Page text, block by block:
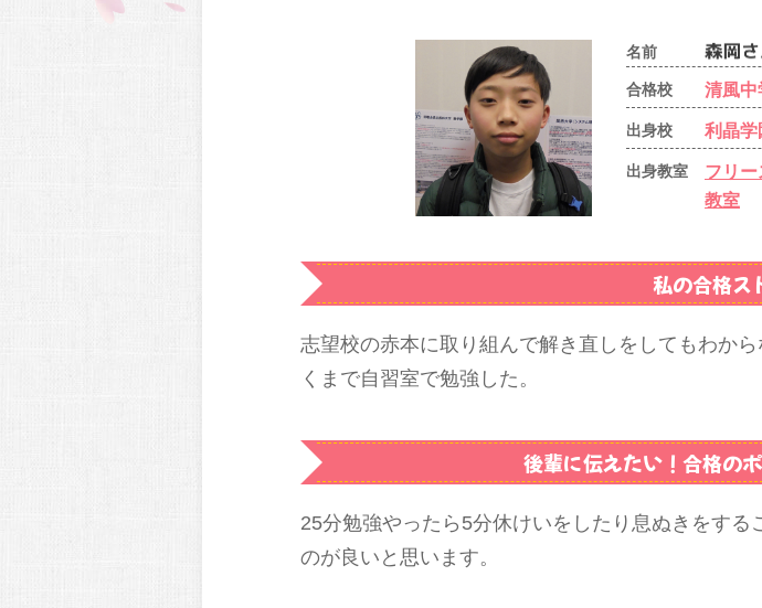
名前
合格校 清風中
出身校 利晶学
出身教室
フリ
教室
私の合格ス
志望校の赤本に取り組んで解き直しをしてもわか
くまで自習室で勉強した。
後輩に伝えたい！ 合格の
25分勉強やったら5分休けいをしたり息ぬきをす
のが良いと思います。